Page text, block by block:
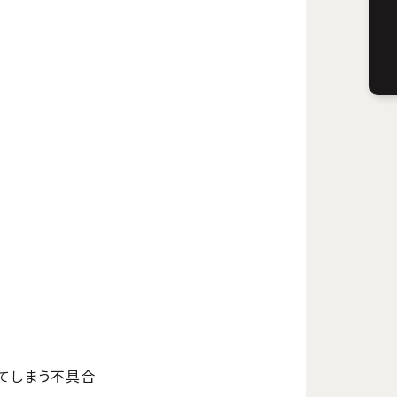
しまう不具合